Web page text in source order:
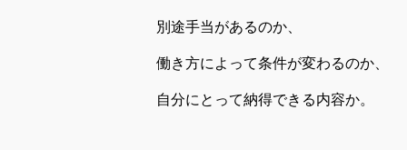
別途手当があるのか、
働き方によって条件が変わるのか、
自分にとって納得できる内容か。